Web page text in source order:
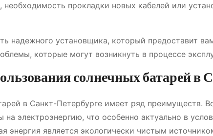
прокладки новых кабелей или
надежного установщика, который предоставит
которые могут возникнуть в процессе
солнечных батарей в
в Санкт-Петербурге имеет ряд преимуществ.
на электроэнергию, что особенно актуально в
энергия является экологически чистым